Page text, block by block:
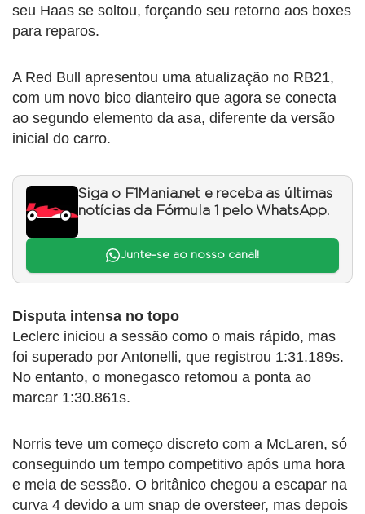
seu Haas se soltou, forçando seu retorno aos boxes
para reparos.
A Red Bull apresentou uma atualização no RB21,
com um novo bico dianteiro que agora se conecta
ao segundo elemento da asa, diferente da versão
inicial do carro.
Siga o F1Mania.net e receba as últimas
notícias da Fórmula 1 pelo WhatsApp.
Junte-se ao nosso canal!
Disputa intensa no topo
Leclerc iniciou a sessão como o mais rápido, mas
foi superado por Antonelli, que registrou 1:31.189s.
No entanto, o monegasco retomou a ponta ao
marcar 1:30.861s.
Norris teve um começo discreto com a McLaren, só
conseguindo um tempo competitivo após uma hora
e meia de sessão. O britânico chegou a escapar na
curva 4 devido a um snap de oversteer, mas depois